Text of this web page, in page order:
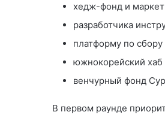
хедж-фонд и
разработчика
платформу по
южнокорейский хаб
венчурный фонд
В первом раунде